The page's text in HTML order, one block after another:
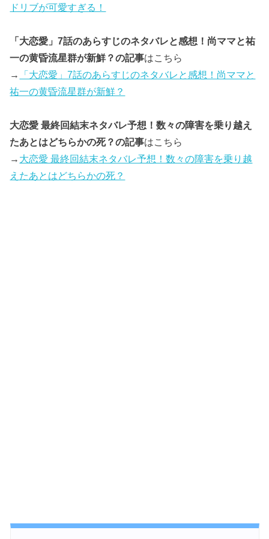
ドリブが可愛すぎる！
「大恋愛」7話のあらすじのネタバレと感想！尚ママと祐
一の黄昏流星群が新鮮？の記事はこちら
→
「大恋愛」7話のあらすじのネタバレと感想！尚ママと
祐一の黄昏流星群が新鮮？
大恋愛 最終回結末ネタバレ予想！数々の障害を乗り越え
たあとはどちらかの死？の記事はこちら
→ 大恋愛 最終回結末ネタバレ予想！数々の障害を乗り越
えたあとはどちらかの死？